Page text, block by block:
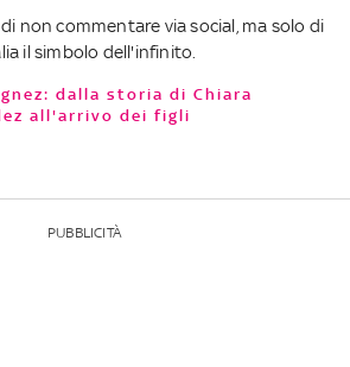
non commentare via social, ma solo di
il simbolo dell'infinito.
all'arrivo dei figli
PUBBLICITÀ